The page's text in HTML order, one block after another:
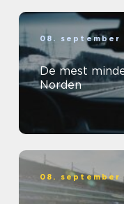
08. september
De mest
Norden
08. september